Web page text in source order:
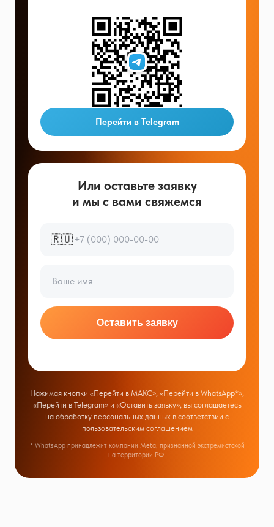
Перейти в Telegram
Или оставьте заявку
и мы с вами свяжемся
🇷🇺
Оставить заявку
Нажимая кнопки «Перейти в МАКС», «Перейти в WhatsApp*»,
«Перейти в Telegram» и «Оставить заявку», вы соглашаетесь
на обработку персональных данных в соответствии с
пользовательским соглашением
* WhatsApp принадлежит компании Meta, признанной экстремистской
на территории РФ.